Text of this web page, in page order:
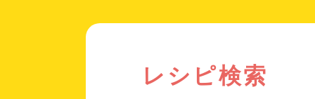
レシピ検索